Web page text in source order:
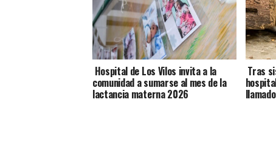
Hospital de Los Vilos invita a la
comunidad a sumarse al mes de la
lactancia materna 2026
Tras